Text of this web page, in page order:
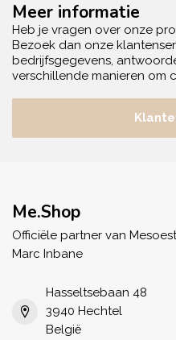
Meer informatie
Heb je vragen over onze
Bezoek dan onze
bedrijfsgegevens,
verschillende manieren om
Me.Shop
Officiële partner van
Marc Inbane
Hasseltsebaan 48
3940 Hechtel
België